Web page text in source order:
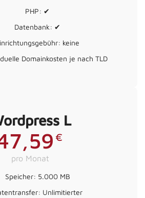
PHP: ✔
Datenbank: ✔
keine
Domainkosten je nach TLD
L
€
pro Monat
Speicher: 5.000 MB
Unlimitierter